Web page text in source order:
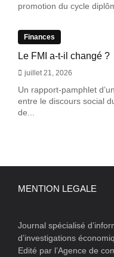
promotion du cycle
Finances
Le FMI a-t-il changé ?
juillet 21, 2026
Un rapport-pamphlet
entre le discours social
de...
MENTION LEGALE
Journal spécialisé
d’investigations
Edité par l’Agence de